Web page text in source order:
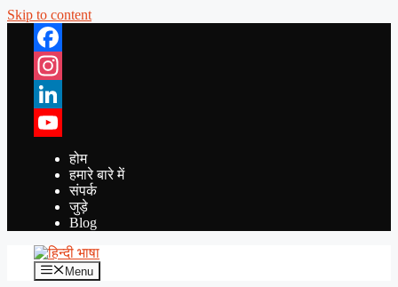
Skip to content
Facebook
Instagram
LinkedIn
YouTube
होम
हमारे बारे में
संपर्क
जुड़े
Blog
Menu